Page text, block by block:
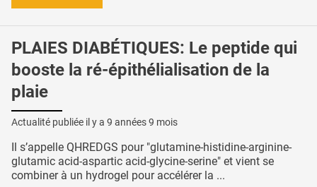
PLAIES DIABÉTIQUES: Le peptide qui
booste la ré-épithélialisation de la
plaie
Actualité publiée il y a 9 années 9 mois
Il s’appelle QHREDGS pour "glutamine-histidine-arginine-
glutamic acid-aspartic acid-glycine-serine" et vient se
combiner à un hydrogel pour accélérer la ...